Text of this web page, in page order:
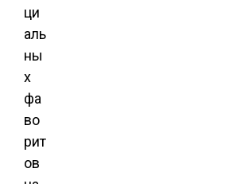
ци
аль
ны
х
фа
во
рит
ов